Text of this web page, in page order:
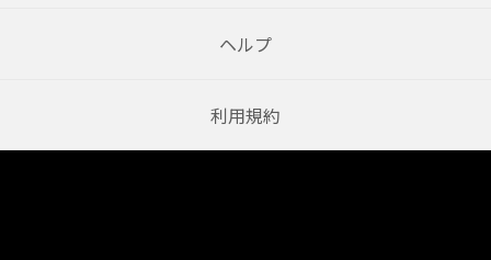
ヘルプ
利用規約